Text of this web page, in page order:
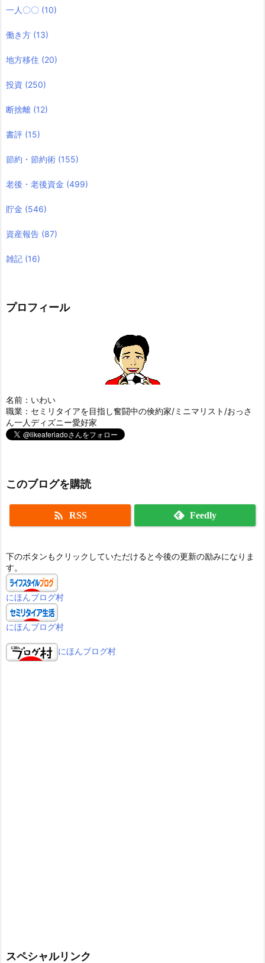
一人〇〇 (10)
働き方 (13)
地方移住 (20)
投資 (250)
断捨離 (12)
書評 (15)
節約・節約術 (155)
老後・老後資金 (499)
貯金 (546)
資産報告 (87)
雑記 (16)
プロフィール
名前：いわい
職業：セミリタイアを目指し奮闘中の倹約家/ミニマリスト/おっさ
ん一人ディズニー愛好家
このブログを購読
 RSS Feedly
下のボタンもクリックしていただけると今後の更新の励みになりま
す。
にほんブログ村
にほんブログ村
にほんブログ村
スペシャルリンク